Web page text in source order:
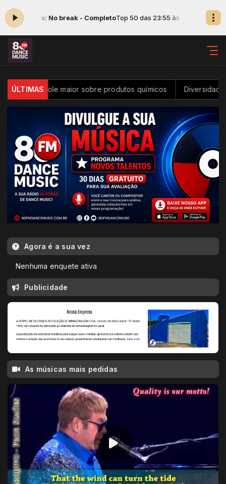
agora: No break - CompletoTop 50 das 23:55 às 05:00 - Tocando
ÚLTIMASmaior sobre produtos químicos Diversidade na
Agora é a sua vez
Nenhuma enquete ativa
Publicidade
As músicas mais pedidas